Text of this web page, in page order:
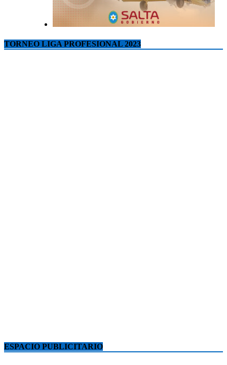
TORNEO LIGA PROFESIONAL 2023
ESPACIO PUBLICITARIO